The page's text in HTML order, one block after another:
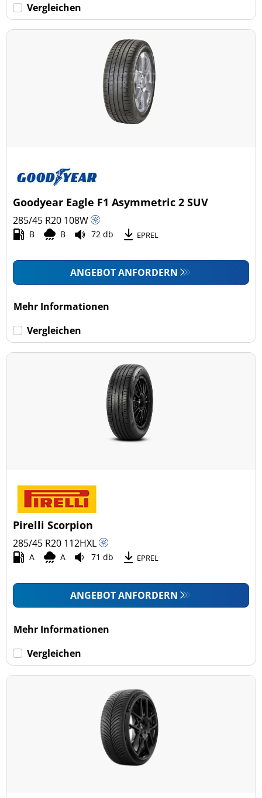
Keine Run-flat (56)
Vergleichen
Goodyear Eagle F1 Asymmetric 2 SUV
285/45 R20 108W
B B 72 db EPREL
ANGEBOT ANFORDERN
Mehr Informationen
Vergleichen
Pirelli Scorpion
285/45 R20 112HXL
A A 71 db EPREL
ANGEBOT ANFORDERN
Mehr Informationen
Vergleichen